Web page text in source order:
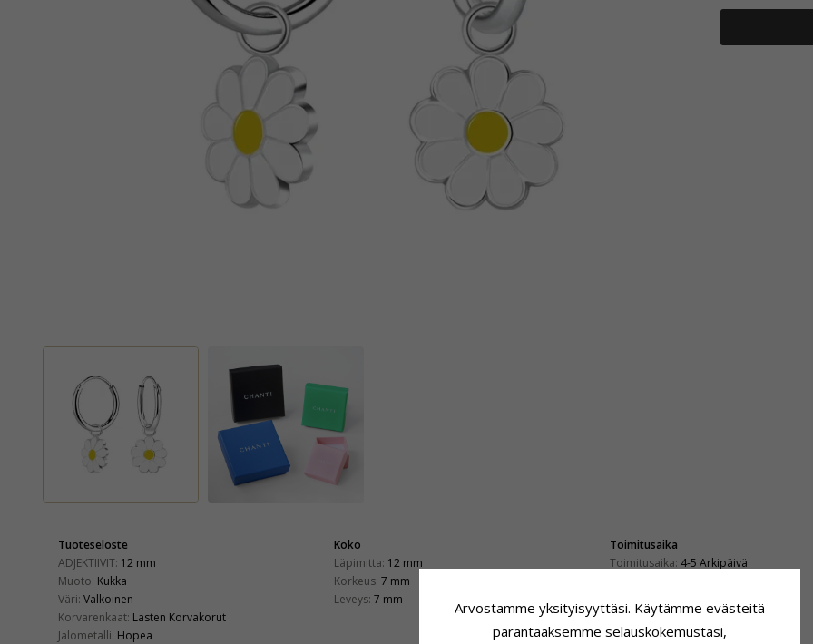
Tuoteseloste
ADJEKTIIVIT: 12 mm
Muoto: Kukka
Väri: Valkoinen
Korvarenkaat: Lasten Korvakorut
Jalometalli: Hopea
Koko
Läpimitta: 12 mm
Korkeus: 7 mm
Leveys: 7 mm
Toimitusaika
Toimitusaika: 4-5 Arkipäivä
Arvostamme yksityisyyttäsi. Käytämme evästeitä
parantaaksemme selauskokemustasi,